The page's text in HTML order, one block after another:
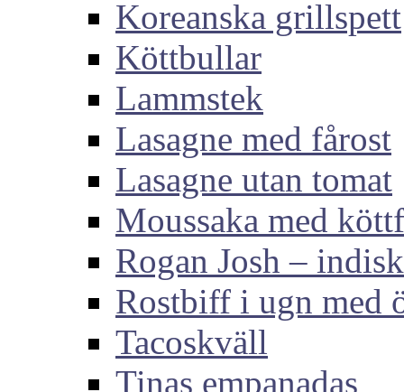
Koreanska grillspett
Köttbullar
Lammstek
Lasagne med fårost
Lasagne utan tomat
Moussaka med
Rogan Josh –
Rostbiff i ugn med
Tacoskväll
Tinas empanadas